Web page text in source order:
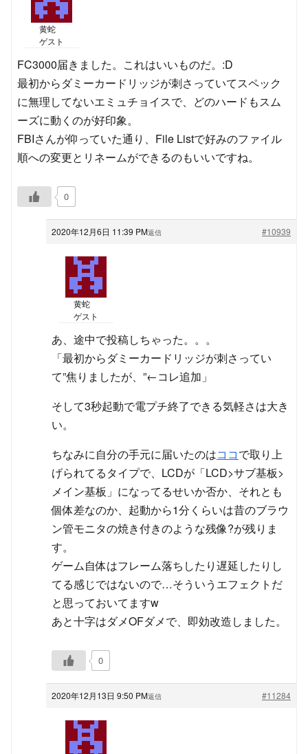
黄蛇
ゲスト
FC3000届きました。これはいいものだ。:D
最初からダミーカードリッジが刺さっていてスペック
に無理してないエミュチョイスで、どのハードもスム
ーズに動くのが好印象。
FBIさんが仰っていた通り、File Listで好みのファイル
順への変更とリネームができるのもいいですね。
0
2020年12月6日 11:39 PM #10939
返信
黄蛇
ゲスト
あ、途中で投稿しちゃった。。。
「最初からダミーカードリッジが刺さってい
て”焦りましたが、”←コレ追加」
そして3秒起動で電プチ終了できる気軽さは大き
い。
ちなみに自分の手元に届いたのはココで取り上
げられてるタイプで、LCDが「LCD>サブ基板>
メイン基板」になってるせいか否か、それとも
個体差なのか、起動から1分くらいは昔のブラウ
ン管モニタの焼き付きのような残像?が残りま
す。
ゲーム自体はフレーム落ちしたり遅延したりし
てる感じではないので…そういうエフェクトだ
と思っておいてますw
あと十字はダメOFダメで、即効改造しました。
0
2020年12月13日 9:50 PM #11284
返信